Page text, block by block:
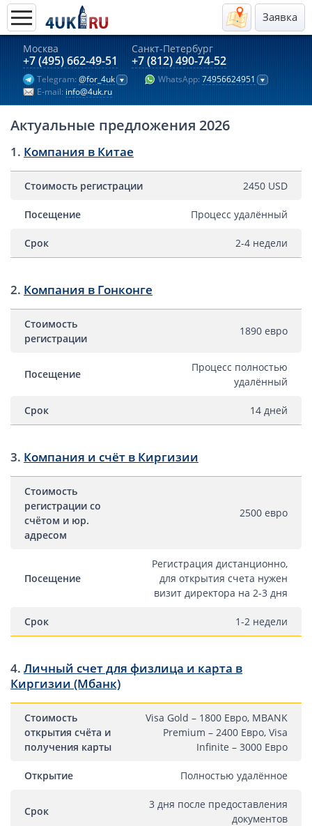
Заявка
Москва
+7 (495) 662-49-51
Санкт-Петербург
+7 (812) 490-74-52
Telegram: @for_4uk WhatsApp: 74956624951
E-mail: info@4uk.ru
Актуальные предложения 2026
Компании в Гонконге
Английские компании LTD
Киргизия (компания и счёт)
Компании в Китае
Kомпания в Канаде с лицензией MSB
Казахстан (компания и счёт)
Открытие счета в банках Казахстана
Платежная система Казахстана
ОАЭ, Аджман (компания и счёт)
Оффшоры на Сейшелах
Счёт и карта в Киргизии для физлиц
Гражданство Сьерра-Леоне
Европейские и резидентные компании
Ирландские компании LTD
Компании в Сингапуре
Канадские компании LTD
Канадские партнерства LP
Оффшорные компании
Оффшоры в Белизе
Оффшоры на Маршалловых Островах
Актуальные предложения 2026
1. Компания в Китае
Стоимость регистрации 2450 USD
Посещение Процесс удалённый
Срок 2-4 недели
2. Компания в Гонконге
Стоимость
регистрации
1890 евро
Посещение
Процесс полностью
удалённый
Срок 14 дней
3. Компания и счёт в Киргизии
Стоимость
регистрации со
счётом и юр.
адресом
2500 евро
Посещение
Регистрация дистанционно,
для открытия счета нужен
визит директора на 2-3 дня
Срок 1-2 недели
4. Личный счет для физлица и карта в
Киргизии (Мбанк)
Стоимость
открытия счёта и
получения карты
Visa Gold – 1800 Евро, MBANK
Premium – 2400 Евро, Visa
Infinite – 3000 Евро
Открытие Полностью удалённое
Срок
3 дня после предоставления
документов